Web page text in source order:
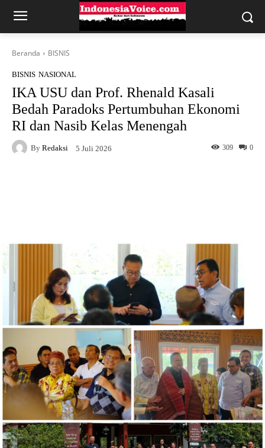
Beranda BISNIS
BISNIS NASIONAL
IKA USU dan Prof. Rhenald Kasali
Bedah Paradoks Pertumbuhan Ekonomi
RI dan Nasib Kelas Menengah
By Redaksi 5 Juli 2026 0
309